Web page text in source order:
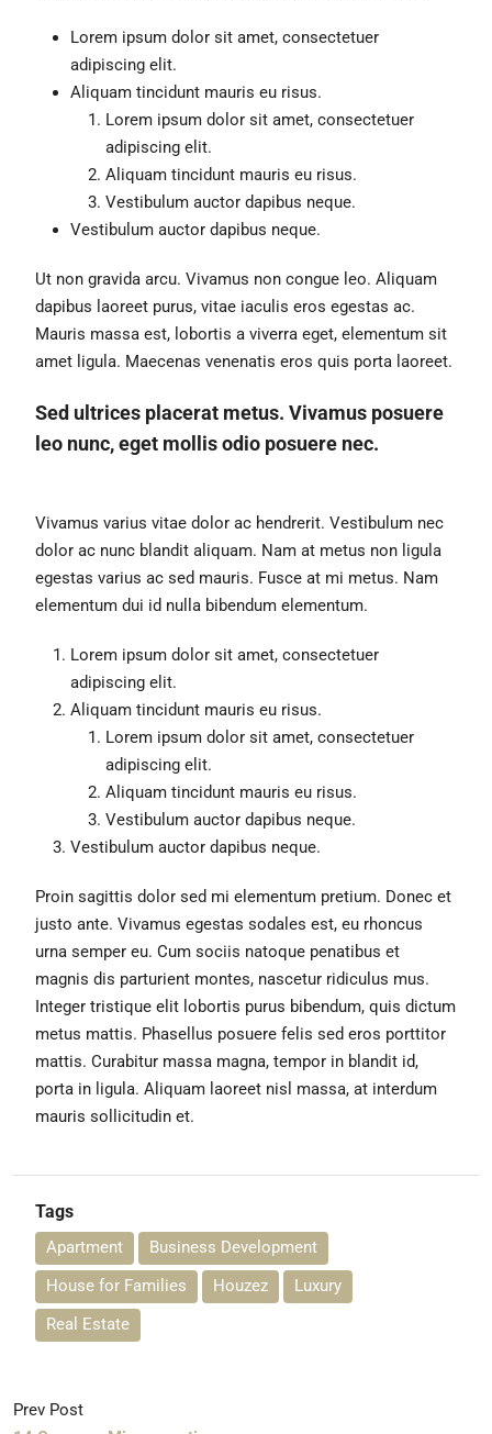
Lorem ipsum dolor sit amet, consectetuer
adipiscing elit.
Aliquam tincidunt mauris eu risus.
Lorem ipsum dolor sit amet, consectetuer
adipiscing elit.
Aliquam tincidunt mauris eu risus.
Vestibulum auctor dapibus neque.
Vestibulum auctor dapibus neque.
Ut non gravida arcu. Vivamus non congue leo. Aliquam
dapibus laoreet purus, vitae iaculis eros egestas ac.
Mauris massa est, lobortis a viverra eget, elementum sit
amet ligula. Maecenas venenatis eros quis porta laoreet.
Sed ultrices placerat metus. Vivamus posuere
leo nunc, eget mollis odio posuere nec.
Vivamus varius vitae dolor ac hendrerit. Vestibulum nec
dolor ac nunc blandit aliquam. Nam at metus non ligula
egestas varius ac sed mauris. Fusce at mi metus. Nam
elementum dui id nulla bibendum elementum.
Lorem ipsum dolor sit amet, consectetuer
adipiscing elit.
Aliquam tincidunt mauris eu risus.
Lorem ipsum dolor sit amet, consectetuer
adipiscing elit.
Aliquam tincidunt mauris eu risus.
Vestibulum auctor dapibus neque.
Vestibulum auctor dapibus neque.
Proin sagittis dolor sed mi elementum pretium. Donec et
justo ante. Vivamus egestas sodales est, eu rhoncus
urna semper eu. Cum sociis natoque penatibus et
magnis dis parturient montes, nascetur ridiculus mus.
Integer tristique elit lobortis purus bibendum, quis dictum
metus mattis. Phasellus posuere felis sed eros porttitor
mattis. Curabitur massa magna, tempor in blandit id,
porta in ligula. Aliquam laoreet nisl massa, at interdum
mauris sollicitudin et.
Tags
Apartment
Business Development
House for Families
Houzez
Luxury
Real Estate
Prev Post